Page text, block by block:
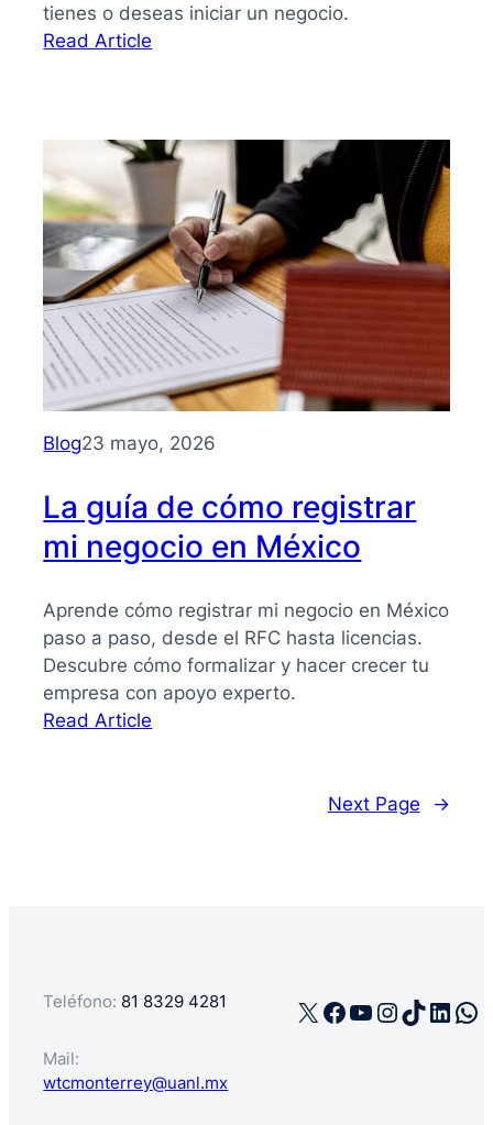
tienes o deseas iniciar un negocio.
Read Article
Guía
clara
para
entender
su
importancia
y
beneficios
Blog23 mayo, 2026
La guía de cómo registrar
mi negocio en México
Aprende cómo registrar mi negocio en México
paso a paso, desde el RFC hasta licencias.
Descubre cómo formalizar y hacer crecer tu
empresa con apoyo experto.
Read Article
Next Page →
Teléfono: 81 8329 4281
Mail:
wtcmonterrey@uanl.mx
X Facebook
YouTube
TikTok